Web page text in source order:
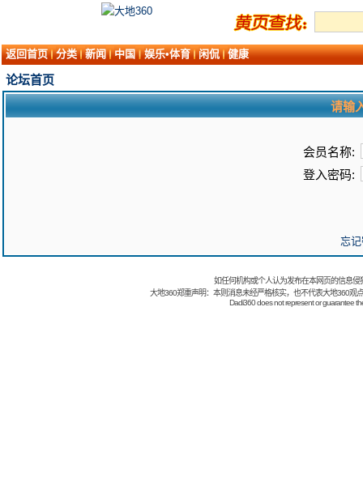
返回首页 分类 新闻 中国 娱乐•体育 闲侃 健康
论坛首页
请输
会员名称:
登入密码:
忘
如任何机构或个人认为发布在本网页的信息
大地360郑重声明：本则消息未经严格核实，也不代表大地360观
Dadi360 does not represent or guarantee